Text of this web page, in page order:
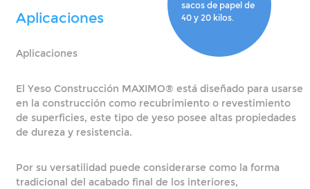
sacos de papel de
40 y 20 kilos.
Aplicaciones
Aplicaciones
El Yeso Construcción MAXIMO® está diseñado para usarse
en la construcción como recubrimiento o revestimiento
de superficies, este tipo de yeso posee altas propiedades
de dureza y resistencia.
Por su versatilidad puede considerarse como la forma
tradicional del acabado final de los interiores,